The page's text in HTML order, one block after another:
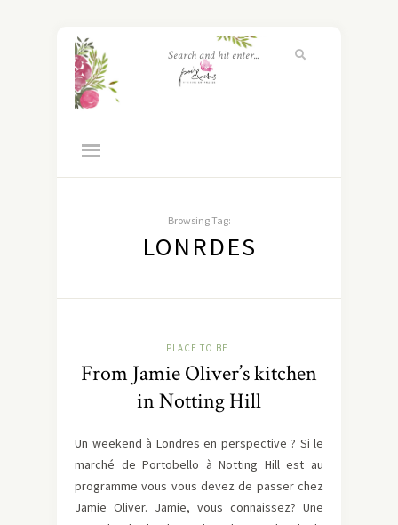
Browsing Tag:
LONRDES
PLACE TO BE
From Jamie Oliver’s kitchen
in Notting Hill
Un weekend à Londres en perspective ? Si le
marché de Portobello à Notting Hill est au
programme vous vous devez de passer chez
Jamie Oliver. Jamie, vous connaissez? Une